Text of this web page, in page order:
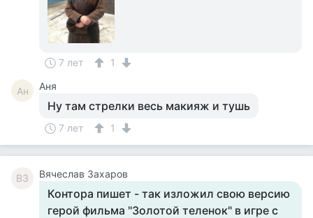
7 лет 1
Ан Аня
Ну там стрелки весь макияж и тушь
7 лет 1
ВЗ Вячеслав Захаров
Контора пишет - так изложил свою версию
герой фильма "Золотой теленок" в игре с